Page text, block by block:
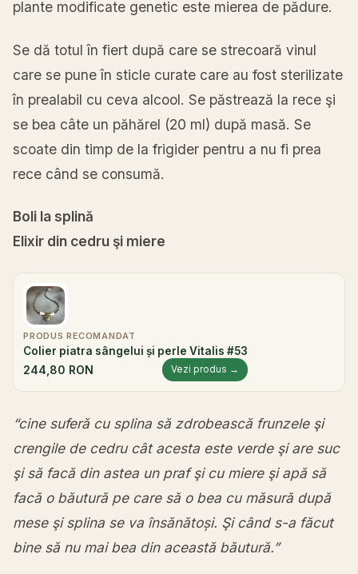
plante modificate genetic este mierea de pădure.
Se dă totul în fiert după care se strecoară vinul
care se pune în sticle curate care au fost sterilizate
în prealabil cu ceva alcool. Se păstrează la rece şi
se bea câte un păhărel (20 ml) după masă. Se
scoate din timp de la frigider pentru a nu fi prea
rece când se consumă.
Boli la splină
Elixir din cedru şi miere
PRODUS RECOMANDAT
Colier piatra sângelui și perle Vitalis #53
244,80 RON Vezi produs →
“cine suferă cu splina să zdrobească frunzele şi
crengile de cedru cât acesta este verde şi are suc
şi să facă din astea un praf şi cu miere şi apă să
facă o băutură pe care să o bea cu măsură după
mese şi splina se va însănătoși. Şi când s-a făcut
bine să nu mai bea din această băutură.”